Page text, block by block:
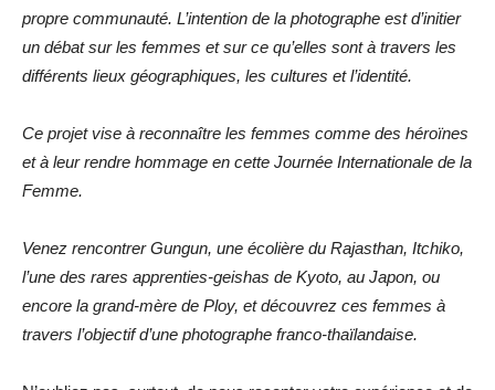
propre communauté. L’intention de la photographe est d’initier
un débat sur les femmes et sur ce qu’elles sont à travers les
différents lieux géographiques, les cultures et l’identité.
Ce projet vise à reconnaître les femmes comme des héroïnes
et à leur rendre hommage en cette Journée Internationale de la
Femme.
Venez rencontrer Gungun, une écolière du Rajasthan, Itchiko,
l’une des rares apprenties-geishas de Kyoto, au Japon, ou
encore la grand-mère de Ploy, et découvrez ces femmes à
travers l’objectif d’une photographe franco-thaïlandaise.